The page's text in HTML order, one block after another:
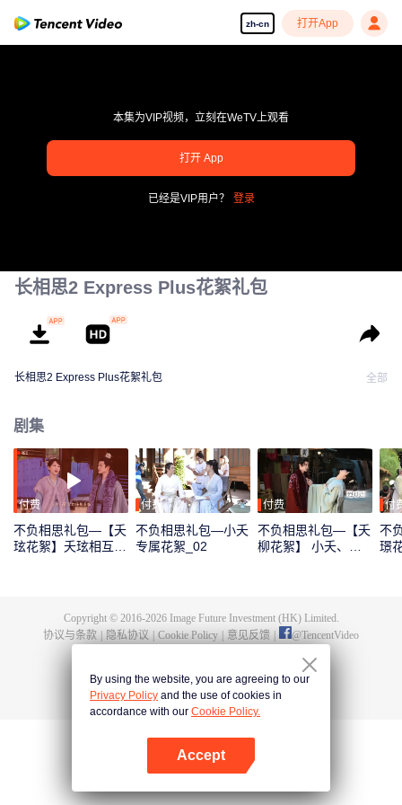
zh-cn 打开App
pay limit
本集为VIP视频，立刻在WeTV上观看
打开 App
已经是VIP用户？ 登录
长相思2 Express Plus花絮礼包
长相思2 Express Plus花絮礼包 全部
剧集
付费
不负相思礼包—【夭
玹花絮】夭玹相互扶
付费
不负相思礼包—小夭
专属花絮_02
付费
不负相思礼包—【夭
柳花絮】 小夭、防
付
不
璟
Copyright © 2016-2026Image Future Investment (HK) Limited.
协议与条款
隐私协议 Cookie Policy 意见反馈 @TencentVideo
By using the website, you are agreeing to our
Privacy Policy and the use of cookies in
accordance with our Cookie Policy.
Accept